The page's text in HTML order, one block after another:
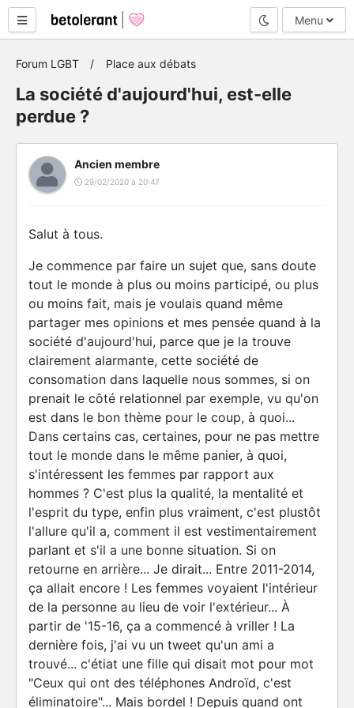
Mode nuit
Menu
Forum LGBT Place aux débats
La société d'aujourd'hui, est-elle
perdue ?
Ancien membre
29/02/2020 à 20:47
Salut à tous.
Je commence par faire un sujet que, sans doute
tout le monde à plus ou moins participé, ou plus
ou moins fait, mais je voulais quand même
partager mes opinions et mes pensée quand à la
société d'aujourd'hui, parce que je la trouve
clairement alarmante, cette société de
consomation dans laquelle nous sommes, si on
prenait le côté relationnel par exemple, vu qu'on
est dans le bon thème pour le coup, à quoi...
Dans certains cas, certaines, pour ne pas mettre
tout le monde dans le même panier, à quoi,
s'intéressent les femmes par rapport aux
hommes ? C'est plus la qualité, la mentalité et
l'esprit du type, enfin plus vraiment, c'est plustôt
l'allure qu'il a, comment il est vestimentairement
parlant et s'il a une bonne situation. Si on
retourne en arrière... Je dirait... Entre 2011-2014,
ça allait encore ! Les femmes voyaient l'intérieur
de la personne au lieu de voir l'extérieur... À
partir de '15-16, ça a commencé à vriller ! La
dernière fois, j'ai vu un tweet qu'un ami a
trouvé... c'étiat une fille qui disait mot pour mot
"Ceux qui ont des téléphones Androïd, c'est
éliminatoire"... Mais bordel ! Depuis quand ont